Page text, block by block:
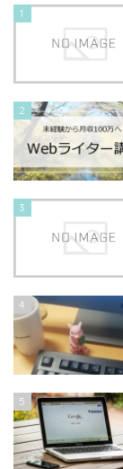
1
2
3
4
5